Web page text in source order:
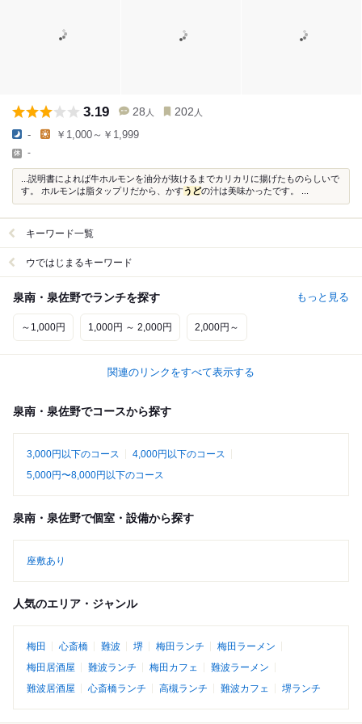
3.19 28 人 202 人
- ￥1,000～￥1,999
-
...説明書によれば牛ホルモンを油分が抜けるまでカリカリに揚げたものらしいで
す。 ホルモンは脂タップリだから、かすうどの汁は美味かったです。 ...
キーワード一覧
ウではじまるキーワード
泉南・泉佐野でランチを探す もっと見る
～1,000円 1,000円 ～ 2,000円 2,000円～
関連のリンクをすべて表示する
泉南・泉佐野でコースから探す
3,000円以下のコース
4,000円以下のコース
5,000円〜8,000円以下のコース
泉南・泉佐野で個室・設備から探す
座敷あり
人気のエリア・ジャンル
梅田 心斎橋 難波 堺 梅田ランチ
梅田ラーメン
梅田居酒屋
難波ランチ 梅田カフェ
難波ラーメン
難波居酒屋
心斎橋ランチ 高槻ランチ 難波カフェ 堺ランチ